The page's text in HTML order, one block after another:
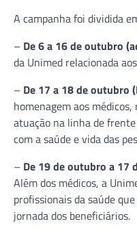
A campanha foi dividida
– De 6 a 16 de outubro
da Unimed relacionada
– De 17 a 18 de outubro
homenagem aos
atuação na linha de
com a saúde e vida das
– De 19 de outubro a 17
Além dos médicos, a
profissionais da saúde
jornada dos beneficiários.